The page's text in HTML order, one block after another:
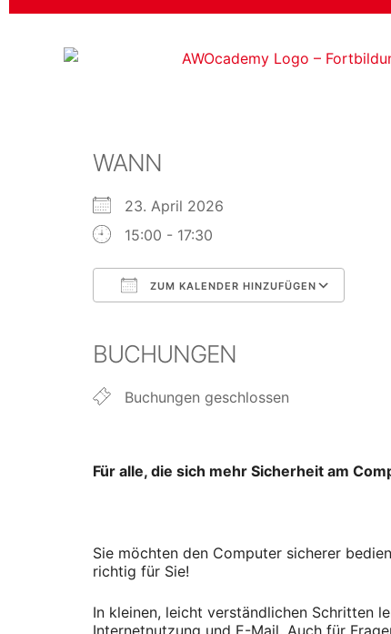
WANN
23. April 2026
15:00 - 17:30
ZUM KALENDER HINZUFÜGEN
BUCHUNGEN
Buchungen geschlossen
Für alle, die sich mehr Sicherheit am
Sie möchten den Computer sicherer
richtig für Sie!
In kleinen, leicht verständlichen Schritten
Internetnutzung und E-Mail. Auch für